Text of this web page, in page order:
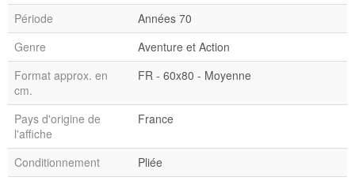
Période
Années 70
Genre
Aventure et Action
Format approx. en
cm.
FR - 60x80 - Moyenne
Pays d'origine de
l'affiche
France
Conditionnement
Pliée